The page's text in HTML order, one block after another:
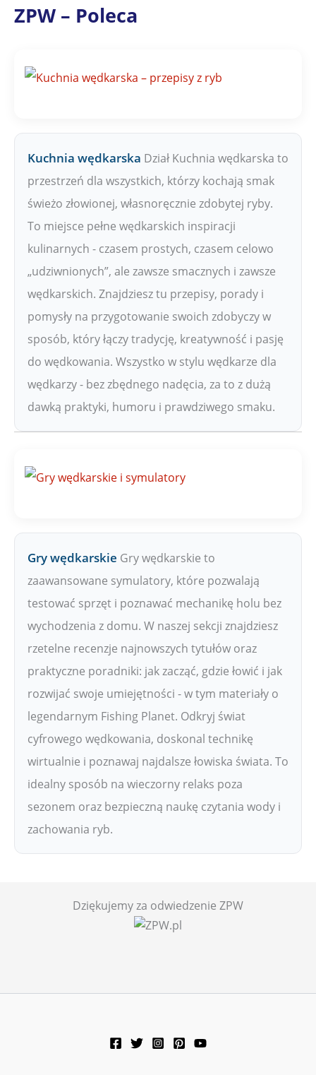
a
łZPW – Poleca
Kuchnia wędkarska Dział Kuchnia wędkarska to
przestrzeń dla wszystkich, którzy kochają smak
świeżo złowionej, własnoręcznie zdobytej ryby.
To miejsce pełne wędkarskich inspiracji
kulinarnych - czasem prostych, czasem celowo
„udziwnionych”, ale zawsze smacznych i zawsze
wędkarskich. Znajdziesz tu przepisy, porady i
pomysły na przygotowanie swoich zdobyczy w
sposób, który łączy tradycję, kreatywność i pasję
do wędkowania. Wszystko w stylu wędkarze dla
wędkarzy - bez zbędnego nadęcia, za to z dużą
dawką praktyki, humoru i prawdziwego smaku.
Gry wędkarskie Gry wędkarskie to
zaawansowane symulatory, które pozwalają
testować sprzęt i poznawać mechanikę holu bez
wychodzenia z domu. W naszej sekcji znajdziesz
rzetelne recenzje najnowszych tytułów oraz
praktyczne poradniki: jak zacząć, gdzie łowić i jak
rozwijać swoje umiejętności - w tym materiały o
legendarnym Fishing Planet. Odkryj świat
cyfrowego wędkowania, doskonal technikę
wirtualnie i poznawaj najdalsze łowiska świata. To
idealny sposób na wieczorny relaks poza
sezonem oraz bezpieczną naukę czytania wody i
zachowania ryb.
Dziękujemy za odwiedzenie ZPW